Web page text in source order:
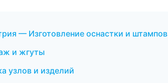
— Изготовление оснастки и штампов
и жгуты
узлов и изделий